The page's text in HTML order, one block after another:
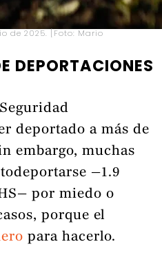
de 2025. [Foto: Mario
DEPORTACIONES
deportado a más de
embargo, muchas
—1.9
por miedo o
porque el
para hacerlo.